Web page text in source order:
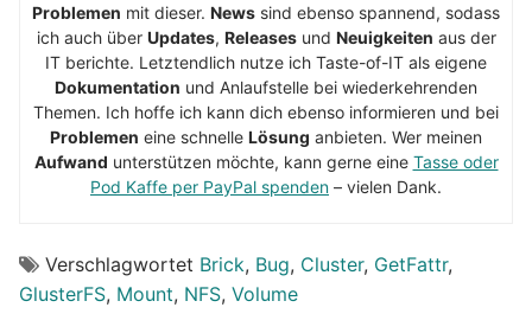
Problemen mit dieser. News sind ebenso spannend, sodass
ich auch über Updates, Releasesund Neuigkeiten aus der
IT berichte. Letztendlich nutze ich Taste-of-IT als eigene
Dokumentation und Anlaufstelle bei wiederkehrenden
Themen. Ich hoffe ich kann dich ebenso informieren und bei
Problemen eine schnelle Lösung anbieten. Wer meinen
Aufwand unterstützen möchte, kann gerne eine Tasse oder
Pod Kaffe per PayPal spenden – vielen Dank.
Verschlagwortet Brick, Bug, Cluster, GetFattr,
GlusterFS, Mount, NFS, Volume